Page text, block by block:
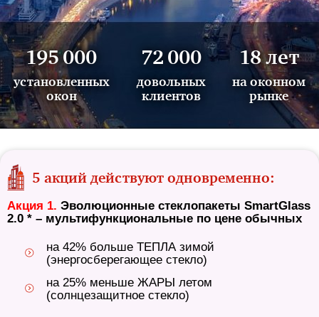
195 000
установленных
окон
72 000
довольных
клиентов
18 лет
на оконном
рынке
5 акций действуют одновременно:
Акция 1. Эволюционные стеклопакеты SmartGlass
2.0 * – мультифункциональные по цене обычных
на 42% больше ТЕПЛА зимой
(энергосберегающее стекло)
на 25% меньше ЖАРЫ летом
(солнцезащитное стекло)